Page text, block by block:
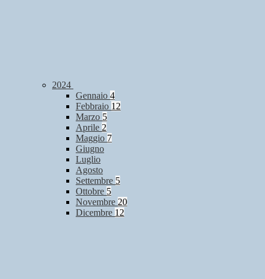
2024
Gennaio 4
Febbraio 12
Marzo 5
Aprile 2
Maggio 7
Giugno
Luglio
Agosto
Settembre 5
Ottobre 5
Novembre 20
Dicembre 12